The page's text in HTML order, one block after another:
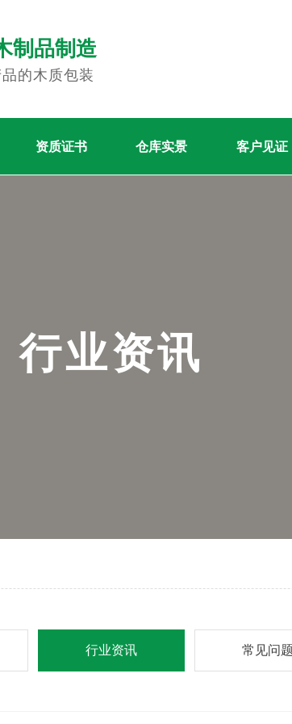
制品制造
的木质包装
资质证书 仓库实景 客户见证
行业资讯
行业资讯 常见问